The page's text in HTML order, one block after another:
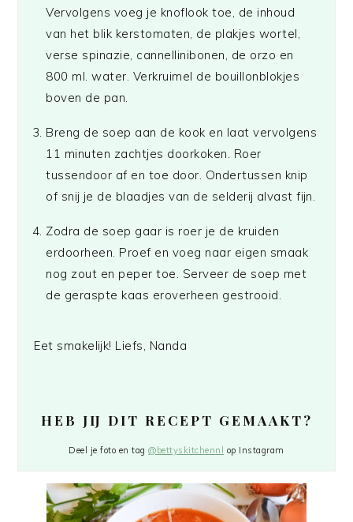
Vervolgens voeg je knoflook toe, de inhoud
van het blik kerstomaten, de plakjes wortel,
verse spinazie, cannellinibonen, de orzo en
800 ml. water. Verkruimel de bouillonblokjes
boven de pan.
Breng de soep aan de kook en laat vervolgens
11 minuten zachtjes doorkoken. Roer
tussendoor af en toe door. Ondertussen knip
of snij je de blaadjes van de selderij alvast fijn.
Zodra de soep gaar is roer je de kruiden
erdoorheen. Proef en voeg naar eigen smaak
nog zout en peper toe. Serveer de soep met
de geraspte kaas eroverheen gestrooid.
Eet smakelijk! Liefs, Nanda
HEB JIJ DIT RECEPT GEMAAKT?
Deel je foto en tag@bettyskitchennl op Instagram